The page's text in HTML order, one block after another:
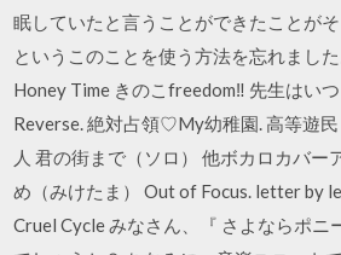
眠していたと言うことができたことが
というこのことを使う方法を忘れまし
Honey Time きのこfreedom‼︎ 先生はい
Reverse. 絶対占領♡My幼稚園. 高等遊
人 君の街まで（ソロ） 他ボカロカバー
め（みけたま） Out of Focus. letter by
Cruel Cycle みなさん、『 さよならポニ